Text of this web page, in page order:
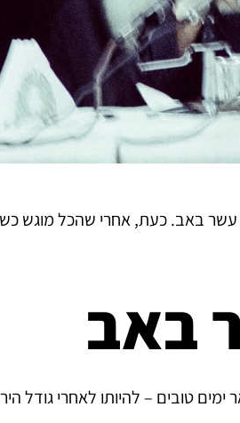
באב. כעת, אחרי שהכל מוגש
באב
טובים – להיותו לאחרי גודל